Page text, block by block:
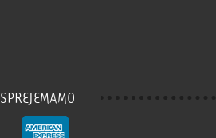
SPREJEMAMO